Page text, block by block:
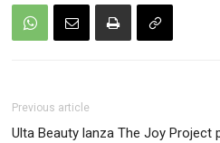
Previous article
Ulta Beauty lanza The Joy Project